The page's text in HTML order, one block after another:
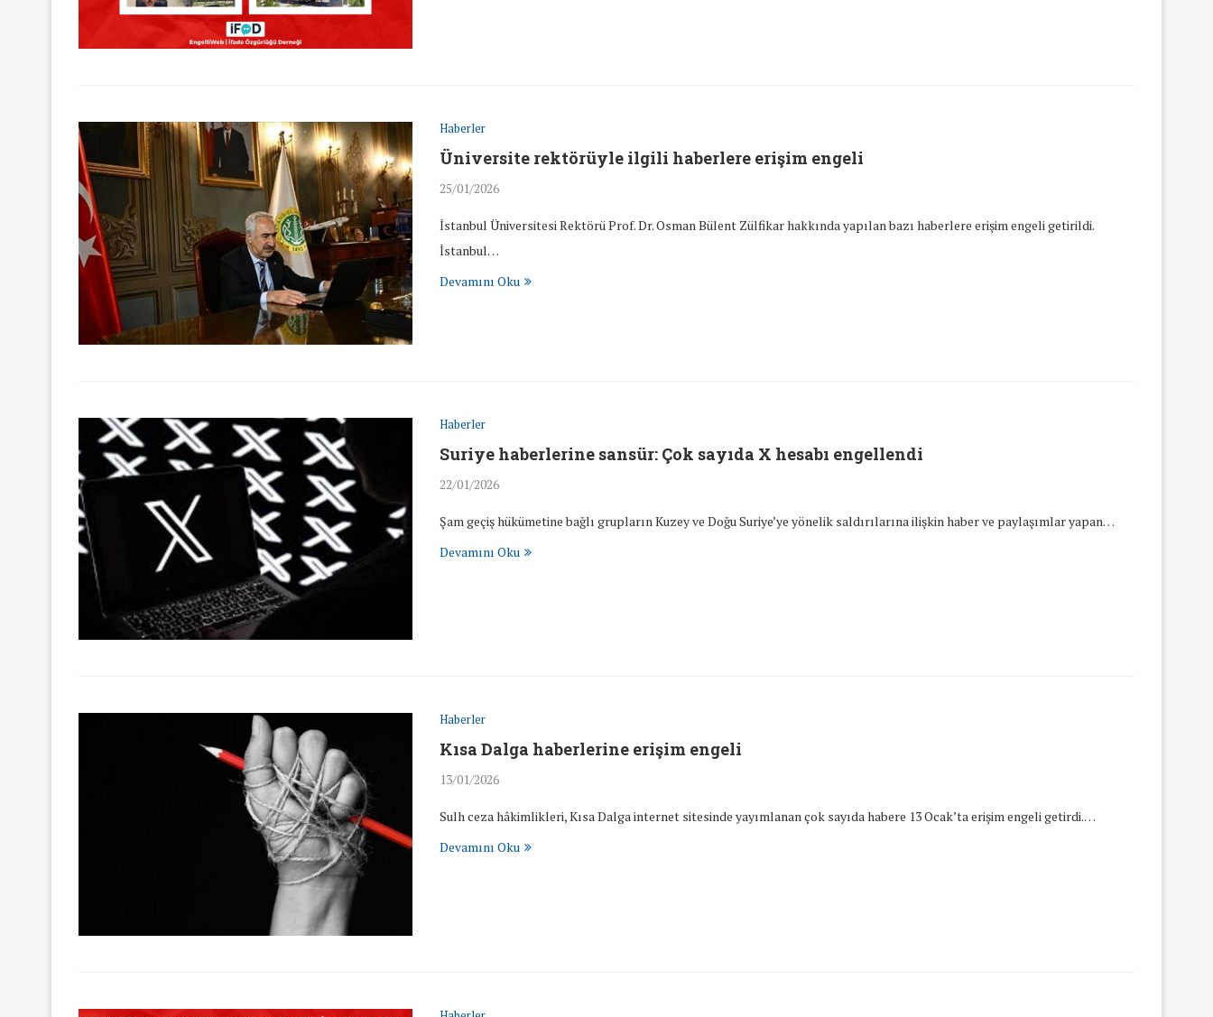
Haberler
Üniversite rektörüyle ilgili haberlere erişim engeli
25/01/2026
İstanbul Üniversitesi Rektörü Prof. Dr. Osman Bülent Zülfikar hakkında yapılan bazı haberlere erişim engeli getirildi.
İstanbul…
Devamını Oku
Haberler
Suriye haberlerine sansür: Çok sayıda X hesabı engellendi
22/01/2026
Şam geçiş hükümetine bağlı grupların Kuzey ve Doğu Suriye’ye yönelik saldırılarına ilişkin haber ve paylaşımlar yapan…
Devamını Oku
Haberler
Kısa Dalga haberlerine erişim engeli
13/01/2026
Sulh ceza hâkimlikleri, Kısa Dalga internet sitesinde yayımlanan çok sayıda habere 13 Ocak’ta erişim engeli getirdi.…
Devamını Oku